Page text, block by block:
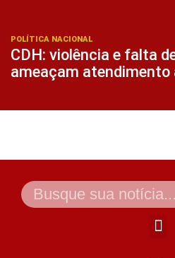
POLÍTICA NACIONAL
CDH: violência e falta
ameaçam atendimento